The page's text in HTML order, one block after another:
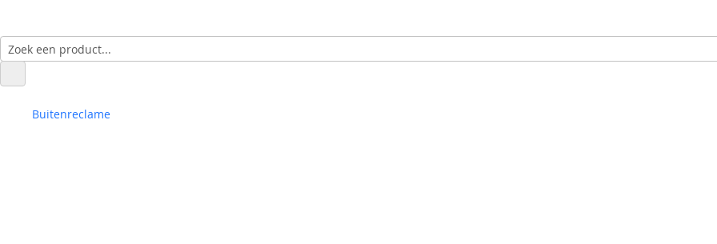
Buitenreclame